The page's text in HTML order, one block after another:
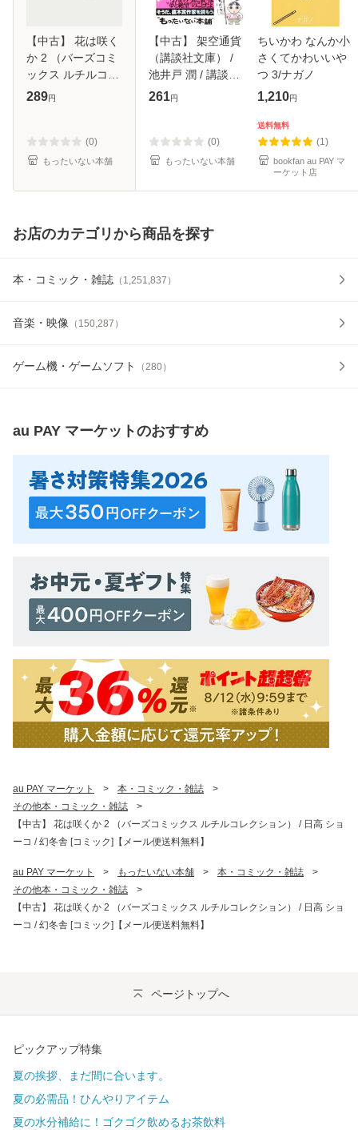
【中古】 花は咲く
か 2 （バーズコミ
ックス ルチルコレ
クション） / 日高
便送料無料】
289円
(0)
もったいない本舗
【中古】 架空通貨
（講談社文庫） /
池井戸 潤 / 講談社
[文庫]【メール便送
261円
(0)
もったいない本舗
ちいかわ なんか小
さくてかわいいや
つ 3/ナガノ
1,210円
送料無料
(1)
bookfan au PAY マ
ーケット店
お店のカテゴリから商品を探す
本・コミック・雑誌 （ 1,251,837 ）
音楽・映像 （ 150,287 ）
ゲーム機・ゲームソフト （280）
au PAY マーケットのおすすめ
au PAY マーケット > 本・コミック・雑誌
>
その他本・コミック・雑誌
>
【中古】 花は咲くか 2 （バーズコミックス ルチルコレクション） / 日高 ショ
ーコ / 幻冬舎 [コミック]【メール便送料無料】
au PAY マーケット > もったいない本舗 > 本・コミック・雑誌
>
その他本・コミック・雑誌
>
【中古】 花は咲くか 2 （バーズコミックス ルチルコレクション） / 日高 ショ
ーコ / 幻冬舎 [コミック]【メール便送料無料】
ページトップへ
ピックアップ特集
夏の挨拶、まだ間に合います。
夏の必需品！ひんやりアイテム
夏の水分補給に！ゴクゴク飲めるお茶飲料